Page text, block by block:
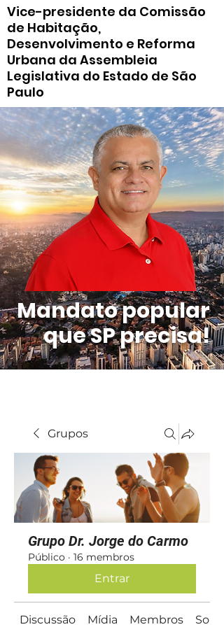
Vice-presidente da Comissão
de Habitação,
Desenvolvimento e Reforma
Urbana da Assembleia
Legislativa do Estado de São
Paulo
Mandato popular
que SP precisa!
Grupos
Grupo Dr. Jorge do Carmo
Público · 16 membros
Entrar
Discussão Mídia Membros Sobre